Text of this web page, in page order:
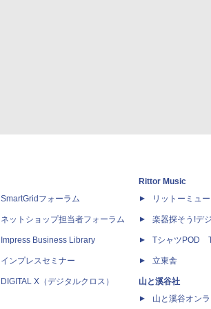
SmartGridフォーラム
ネットショップ担当者フォーラム
Impress Business Library
インプレスセミナー
DIGITAL X（デジタルクロス）
Rittor Music
リットーミュ
楽器探そう!デ
TシャツPOD
立東舎
山と溪谷社
山と溪谷オン